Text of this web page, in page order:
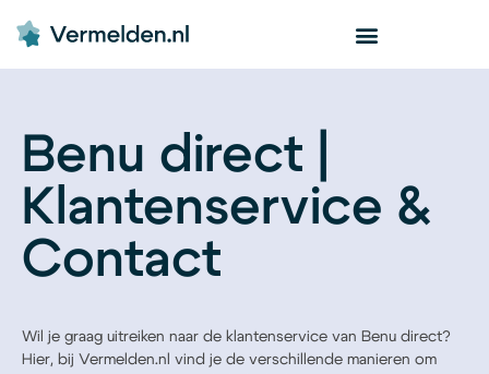
Benu direct |
Klantenservice &
Contact
Wil je graag uitreiken naar de klantenservice van Benu direct?
Hier, bij Vermelden.nl vind je de verschillende manieren om